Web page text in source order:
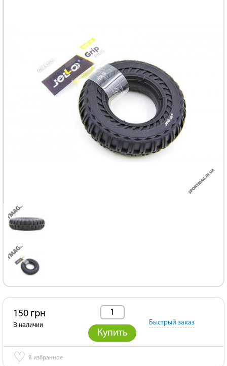
150 грн
В наличии
Купить
Быстрый заказ
♡ В избранное